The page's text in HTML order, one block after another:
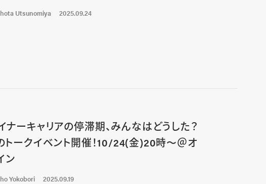
Utsunomiya 2025.09.24
ナーキャリアの停滞期、みんなはどうした？
トークイベント開催！10/24(金)20時〜＠オ
ン
Yokobori 2025.09.19